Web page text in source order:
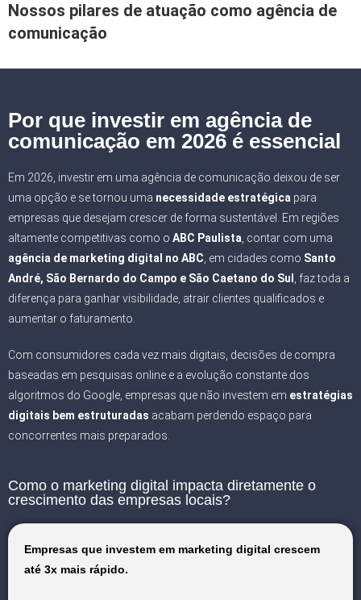
Nossos pilares de atuação como agência de
comunicação
Por que investir em agência de
comunicação em 2026 é essencial
Em 2026, investir em uma agência de comunicação deixou de ser
uma opção e se tornou uma necessidade estratégica para
empresas que desejam crescer de forma sustentável. Em regiões
altamente competitivas como o ABC Paulista , contar com uma
agência de marketing digital no ABC , em cidades como Santo
André, São Bernardo do Campo e São Caetano do Sul
, faz toda a
diferença para ganhar visibilidade, atrair clientes qualificados e
aumentar o faturamento.
Com consumidores cada vez mais digitais, decisões de compra
baseadas em pesquisas online e a evolução constante dos
algoritmos do Google, empresas que não investem em estratégias
digitais bem estruturadas acabam perdendo espaço para
concorrentes mais preparados.
Como o marketing digital impacta diretamente o
crescimento das empresas locais?
Empresas que investem em marketing digital crescem
até 3x mais rápido.